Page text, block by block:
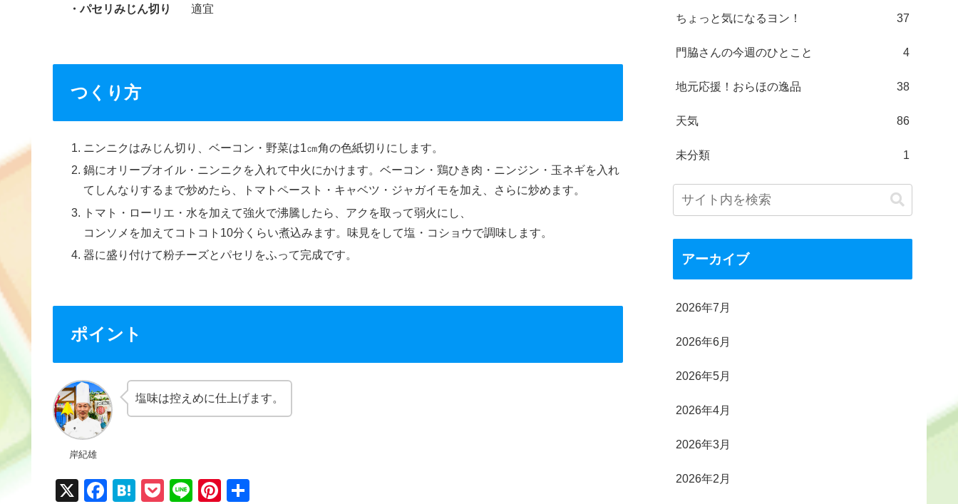
パセリみじん切り 適宜
つくり方
ニンニクはみじん切り、ベーコン・野菜は1㎝角の色紙切りにします。
鍋にオリーブオイル・ニンニクを入れて中火にかけます。ベーコン・鶏ひき肉・ニンジン・玉ネギを入れ
てしんなりするまで炒めたら、トマトペースト・キャベツ・ジャガイモを加え、さらに炒めます。
トマト・ローリエ・水を加えて強火で沸騰したら、アクを取って弱火にし、
コンソメを加えてコトコト10分くらい煮込みます。味見をして塩・コショウで調味します。
器に盛り付けて粉チーズとパセリをふって完成です。
ポイント
岸紀雄
塩味は控えめに仕上げます。
X
F
H
P
Li
Pi
ちょっと気になるヨン！ 37
門脇さんの今週のひとこと 4
地元応援！おらほの逸品 38
天気 86
未分類 1
アーカイブ
2026年7月
2026年6月
2026年5月
2026年4月
2026年3月
2026年2月